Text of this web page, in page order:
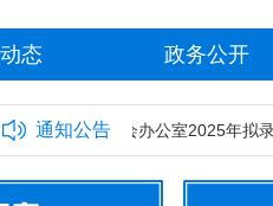
动态 政务公开
通知公告
外事工作委员会办公室2025年拟录